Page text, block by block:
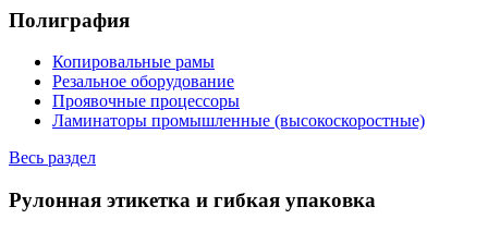
Полиграфия
Копировальные рамы
Резальное оборудование
Проявочные процессоры
Ламинаторы промышленные (высокоскоростные)
Весь раздел
Рулонная этикетка и гибкая упаковка